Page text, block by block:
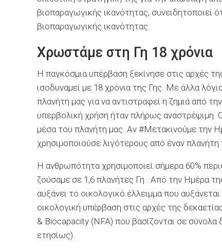
βιοπαραγωγικής ικανότητας, συνειδητοποιεί
βιοπαραγωγικής ικανότητας.
Χρωστάμε στη Γη 18 χρόνια
Η παγκόσμια υπέρβαση ξεκίνησε στις αρχές
ισοδυναμεί με 18 χρόνια της Γης. Με άλλα
πλανήτη μας για να αντιστραφεί η ζημιά από
υπερβολική χρήση ήταν πλήρως αναστρέψιμη.
μέσα του πλανήτη μας. Αν #Μετακινούμε την
χρησιμοποιούσε λιγότερους από έναν πλανήτη
Η ανθρωπότητα χρησιμοποιεί σήμερα 60%
ζούσαμε σε 1,6 πλανήτες Γη . Από την Ημέρα
αυξάνει το οικολογικό έλλειμμα που
οικολογική υπέρβαση στις αρχές της
& Biocapacity (NFA) που βασίζονται σε
ετησίως).